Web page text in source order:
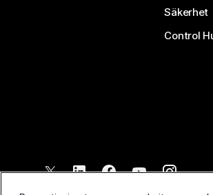
Säkerhet
Control
2026 Cisco och/eller dess dotterbolag.